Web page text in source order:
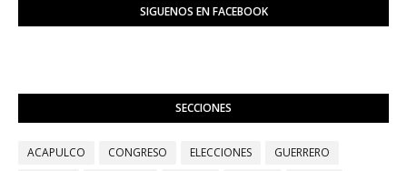
SIGUENOS EN FACEBOOK
SECCIONES
ACAPULCO CONGRESO ELECCIONES
GUERRERO